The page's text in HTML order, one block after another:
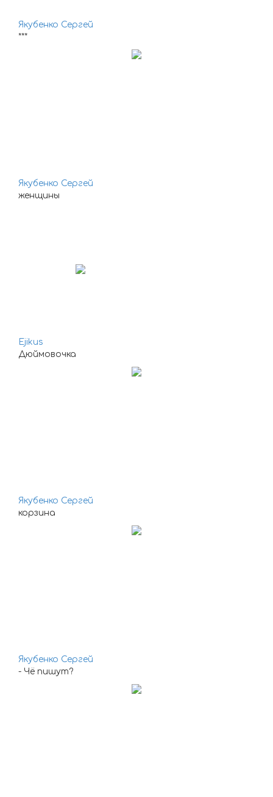
Якубенко Сергей
***
Якубенко Сергей
женщины
Ejikus
Дюймовочка
Якубенко Сергей
корзина
Якубенко Сергей
- Чё пишут?